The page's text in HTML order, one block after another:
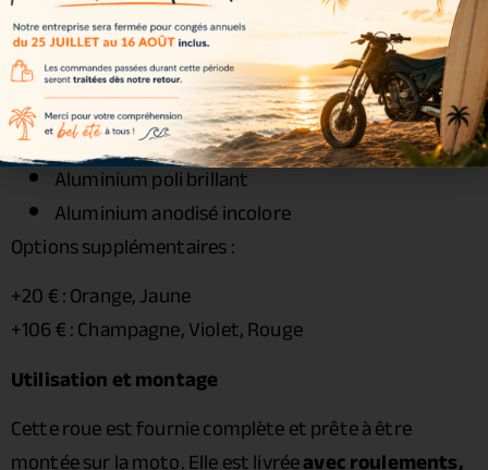
Couleurs incluses dans le kit :
Noir
Or
Bleu
Aluminium poli brillant
Aluminium anodisé incolore
Options supplémentaires :
+20 € : Orange, Jaune
+106 € : Champagne, Violet, Rouge
Utilisation et montage
Cette roue est fournie complète et prête à être